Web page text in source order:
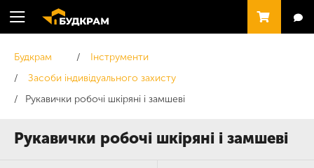
Рукавички робочі шкіряні і замшеві
Будкрам
Інструменти
Засоби індивідуального захисту
Рукавички робочі шкіряні і замшеві